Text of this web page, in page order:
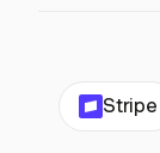
Stripe